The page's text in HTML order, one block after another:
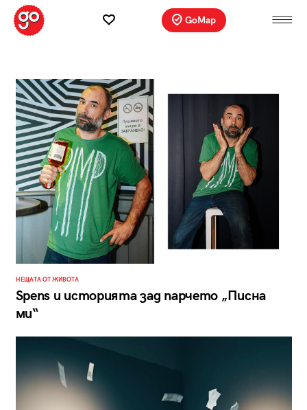
GoMap
НЕЩАТА ОТ ЖИВОТА
Spens и историята зад парчето „Писна
ми“